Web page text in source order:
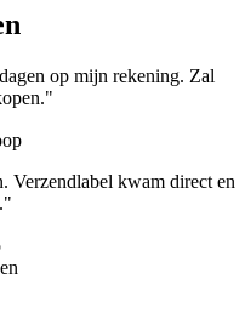
op mijn rekening. Zal
Verzendlabel kwam direct en